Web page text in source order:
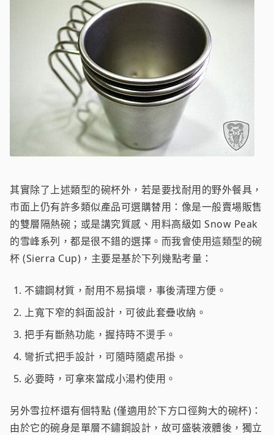
其實除了上述類型的碗杯外，若是要找耐用的野外餐具，
市面上仍有許多類似產品可選購替用：像是一般賣場販售
的雙層隔熱碗；或是講究質感、用料高級如 Snow Peak
的雪峰系列，都是很不錯的選擇。而我會使用這類型的碗
杯 (Sierra Cup)，主要是基於下列幾點考量：
不鏽鋼材質，耐用不易損壞，事後清理方便。
上寬下窄的斜面設計，可彼此套疊收納。
把手有斷熱功能，握持時不燙手。
彎折式把手設計，可隨時隨處吊掛。
必要時，可拿來當成小湯杓使用。
另外雪拉杯還有個特點 (僅適用於下方口徑夠大的碗杯)：
由於它的碗身是單層不鏽鋼設計，故可盛裝液體後，獨立